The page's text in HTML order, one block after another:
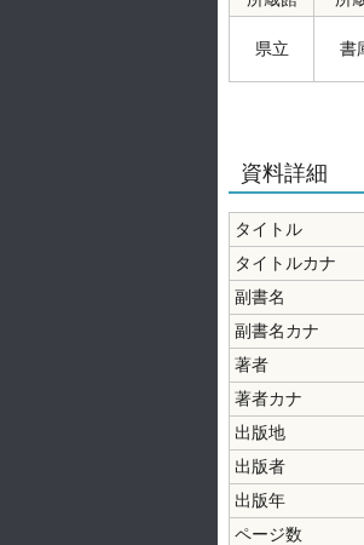
県立 書
資料詳細
タイトル
タイトルカナ
副書名
副書名カナ
著者
著者カナ
出版地
出版者
出版年
ページ数